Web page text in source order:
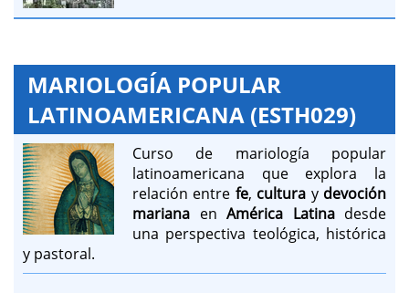
MARIOLOGÍA POPULAR
LATINOAMERICANA (ESTH029)
Curso de mariología popular
latinoamericana que explora la
relación entre fe, cultura y devoción
mariana en América Latinadesde
una perspectiva teológica, histórica
y pastoral.